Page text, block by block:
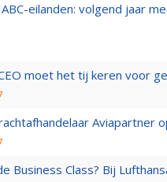
eilanden: volgend jaar
moet het tij keren voor
Aviapartner
Business Class? Bij